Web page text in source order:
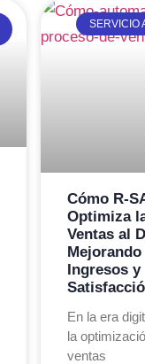
SERVICIO
Cómo R-
Optimiza
Ventas al
Mejorando
Ingresos y
En la era
la
ventas